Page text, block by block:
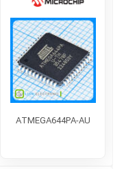
ATMEGA644PA-AU